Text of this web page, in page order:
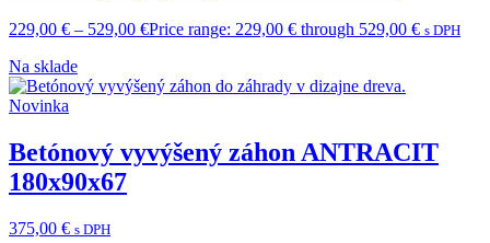
229,00 € – 529,00 €Price range: 229,00 € through 529,00 € s DPH
Na sklade
Novinka
Betónový vyvýšený záhon ANTRACIT
180x90x67
375,00 € s DPH